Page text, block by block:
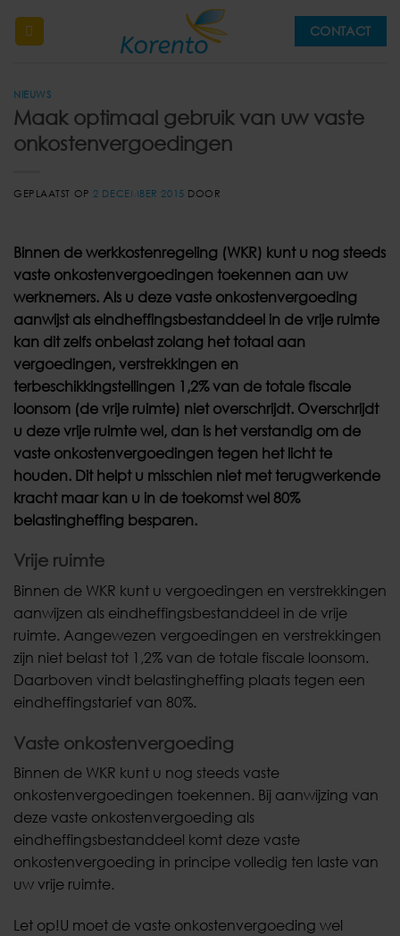
naar
CONTACT
NIEUWS
Maak optimaal gebruik van uw vaste
onkostenvergoedingen
GEPLAATST OP2 DECEMBER 2015 DOOR
Binnen de werkkostenregeling (WKR) kunt u nog steeds
vaste onkostenvergoedingen toekennen aan uw
werknemers. Als u deze vaste onkostenvergoeding
aanwijst als eindheffingsbestanddeel in de vrije ruimte
kan dit zelfs onbelast zolang het totaal aan
vergoedingen, verstrekkingen en
terbeschikkingstellingen 1,2% van de totale fiscale
loonsom (de vrije ruimte) niet overschrijdt. Overschrijdt
u deze vrije ruimte wel, dan is het verstandig om de
vaste onkostenvergoedingen tegen het licht te
houden. Dit helpt u misschien niet met terugwerkende
kracht maar kan u in de toekomst wel 80%
belastingheffing besparen.
Vrije ruimte
Binnen de WKR kunt u vergoedingen en verstrekkingen
aanwijzen als eindheffingsbestanddeel in de vrije
ruimte. Aangewezen vergoedingen en verstrekkingen
zijn niet belast tot 1,2% van de totale fiscale loonsom.
Daarboven vindt belastingheffing plaats tegen een
eindheffingstarief van 80%.
Vaste onkostenvergoeding
Binnen de WKR kunt u nog steeds vaste
onkostenvergoedingen toekennen. Bij aanwijzing van
deze vaste onkostenvergoeding als
eindheffingsbestanddeel komt deze vaste
onkostenvergoeding in principe volledig ten laste van
uw vrije ruimte.
Let op!U moet de vaste onkostenvergoeding wel